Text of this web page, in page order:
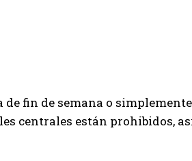
de fin de semana o
centrales están prohibidos,